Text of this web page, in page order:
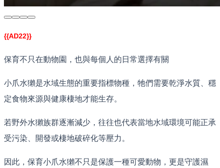
{{AD22}}
保育不只在動物園，也與每個人的日常選擇有關
小爪水獺是水域生態的重要指標物種，牠們需要乾淨水質、穩
定食物來源與健康棲地才能生存。
若野外水獺族群逐漸減少，往往也代表當地水域環境可能正承
受污染、開發或棲地破碎化等壓力。
因此，保育小爪水獺不只是保護一種可愛動物，更是守護濕